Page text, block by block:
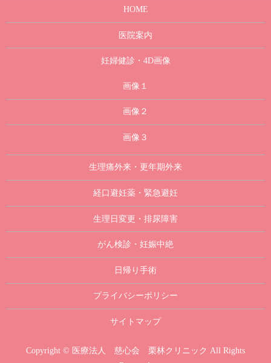
HOME
医院案内
妊婦健診・4D画像
画像１
画像２
画像３
生理痛外来・更年期外来
経口避妊薬・緊急避妊
生理日変更・排尿障害
がん検診・妊娠中絶
日帰り手術
プライバシーポリシー
サイトマップ
Copyright © 医療法人 慈心会 栗林クリニック All Rights